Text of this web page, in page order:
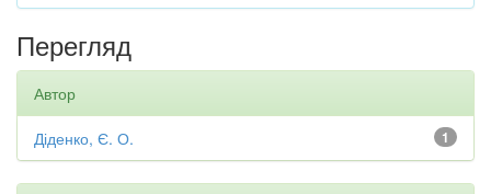
Перегляд
Автор
1
Діденко, Є. О.